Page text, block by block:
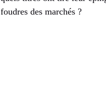
foudres des marchés ?